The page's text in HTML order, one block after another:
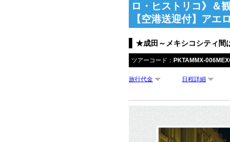
ロ・ヒストリコ》＆
【空港送迎付】アエ
★成田～メキシコシティ間
ツアーコード： PKTAMMX-
旅行代金 日程詳細